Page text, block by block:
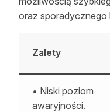
oraz sporadycznego
Zalety
• Niski poziom
awaryjności.